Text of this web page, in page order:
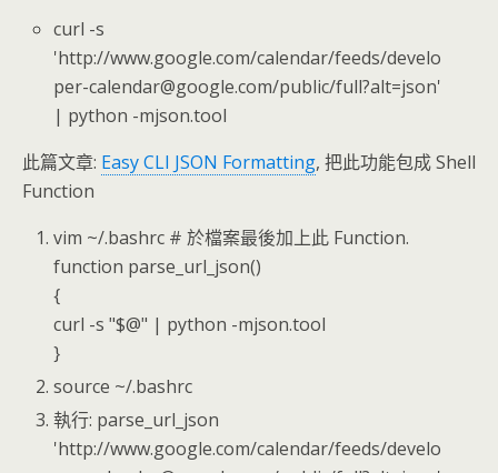
curl -s
'http://www.google.com/calendar/feeds/develo
per-calendar@google.com/public/full?alt=json'
| python -mjson.tool
此篇文章: Easy CLI JSON Formatting, 把此功能包成 Shell
Function
vim ~/.bashrc # 於檔案最後加上此 Function.
function parse_url_json()
{
curl -s "$@" | python -mjson.tool
}
source ~/.bashrc
執行: parse_url_json
'http://www.google.com/calendar/feeds/develo